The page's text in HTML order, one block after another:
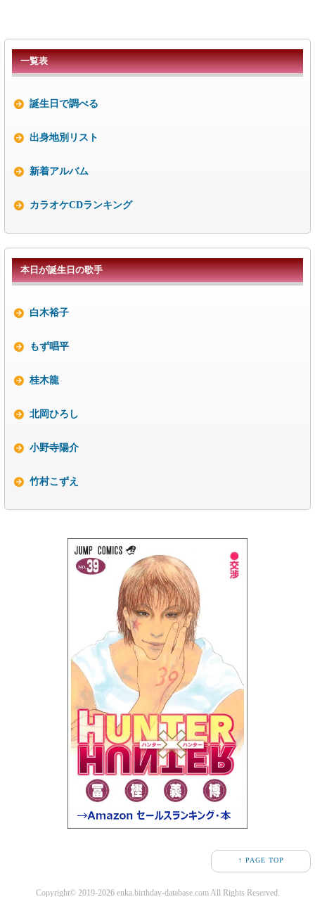
一覧表
誕生日で調べる
出身地別リスト
新着アルバム
カラオケCDランキング
本日が誕生日の歌手
白木裕子
もず唱平
桂木龍
北岡ひろし
小野寺陽介
竹村こずえ
↑ PAGE TOP
Copyright© 2019-2026 enka.birthday-database.com All Rights Reserved.